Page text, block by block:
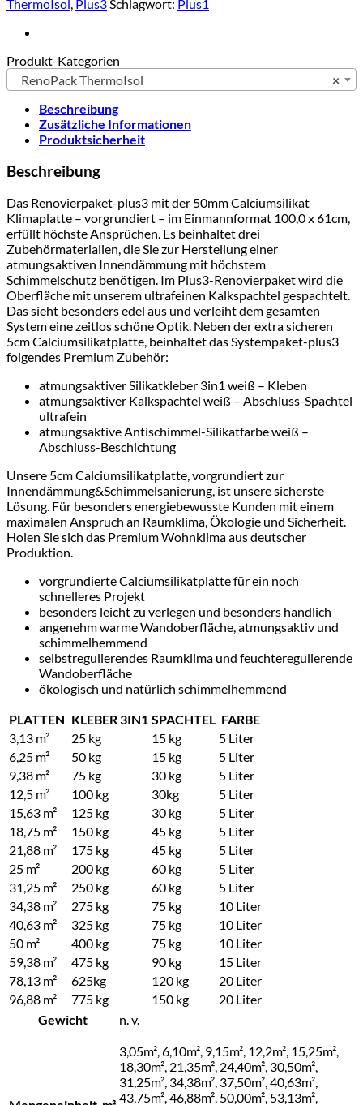
x
610
50
mm)
incl.
Zubehör
ab
3
Menge
ThermoIsol, Plus3Schlagwort: Plus1
Produkt-Kategorien
×
RenoPack ThermoIsol
Beschreibung
Zusätzliche Informationen
Produktsicherheit
Beschreibung
Das Renovierpaket-plus3 mit der 50mm Calciumsilikat
Klimaplatte – vorgrundiert – im Einmannformat 100,0 x 61cm,
erfüllt höchste Ansprüchen. Es beinhaltet drei
Zubehörmaterialien, die Sie zur Herstellung einer
atmungsaktiven Innendämmung mit höchstem
Schimmelschutz benötigen. Im Plus3-Renovierpaket wird die
Oberfläche mit unserem ultrafeinen Kalkspachtel gespachtelt.
Das sieht besonders edel aus und verleiht dem gesamten
System eine zeitlos schöne Optik. Neben der extra sicheren
5cm Calciumsilikatplatte, beinhaltet das Systempaket-plus3
folgendes Premium Zubehör:
atmungsaktiver Silikatkleber 3in1 weiß – Kleben
atmungsaktiver Kalkspachtel weiß – Abschluss-Spachtel
ultrafein
atmungsaktive Antischimmel-Silikatfarbe weiß –
Abschluss-Beschichtung
Unsere 5cm Calciumsilikatplatte, vorgrundiert zur
Innendämmung&Schimmelsanierung, ist unsere sicherste
Lösung. Für besonders energiebewusste Kunden mit einem
maximalen Anspruch an Raumklima, Ökologie und Sicherheit.
Holen Sie sich das Premium Wohnklima aus deutscher
Produktion.
vorgrundierte Calciumsilikatplatte für ein noch
schnelleres Projekt
besonders leicht zu verlegen und besonders handlich
angenehm warme Wandoberfläche, atmungsaktiv und
schimmelhemmend
selbstregulierendes Raumklima und feuchteregulierende
Wandoberfläche
ökologisch und natürlich schimmelhemmend
PLATTEN KLEBER 3IN1 SPACHTEL FARBE
3,13 m²
25 kg 15 kg
5 Liter
6,25 m²
50 kg 15 kg
5 Liter
9,38 m²
75 kg 30 kg
5 Liter
12,5 m²
100 kg 30kg
5 Liter
15,63 m²
125 kg 30 kg
5 Liter
18,75 m²
150 kg 45 kg
5 Liter
21,88 m²
175 kg 45 kg
5 Liter
25 m²
200 kg 60 kg
5 Liter
31,25 m²
250 kg 60 kg
5 Liter
34,38 m²
275 kg 75 kg
10 Liter
40,63 m²
325 kg 75 kg
10 Liter
50 m²
400 kg 75 kg
10 Liter
59,38 m²
475 kg 90 kg
15 Liter
78,13 m²
625kg 120 kg
20 Liter
96,88 m²
775 kg 150 kg
20 Liter
Gewicht
n. v.
3,05m², 6,10m², 9,15m², 12,2m², 15,25m²,
18,30m², 21,35m², 24,40m², 30,50m²,
31,25m², 34,38m², 37,50m², 40,63m²,
43,75m², 46,88m², 50,00m², 53,13m²,